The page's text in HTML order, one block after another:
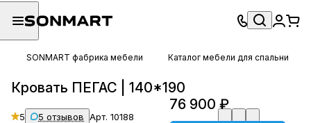
SONMART фабрика мебели Каталог мебели для спальни
Кровать ПЕГАС | 140*190
5 5 отзывов Арт. 10188
76 900 ₽